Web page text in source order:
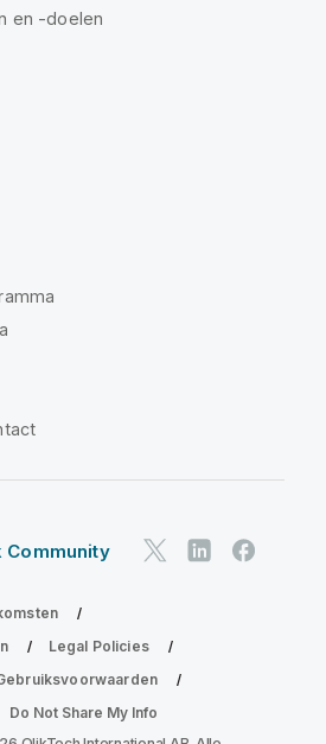
en -doelen
Community
Legal Policies
Do Not Share My Info